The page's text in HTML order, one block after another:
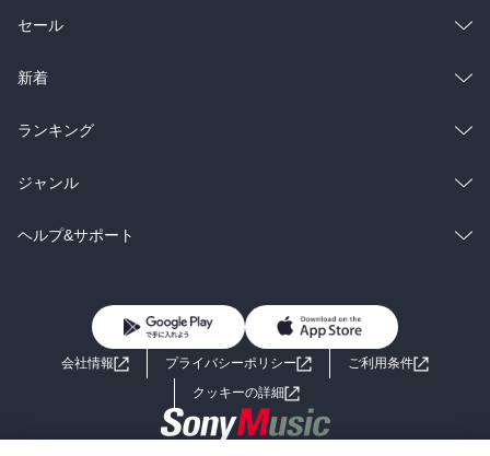
総合
ラノベ
雑誌・グラビア
BL・TL
セール
総合
ラノベ
雑誌・グラビア
BL・TL
新着
総合
ラノベ
雑誌・グラビア
ランキング
総合
ラノベ
ジャンル
コミック
ライトノベル 男子向けラノベ
小説
海外小説
ヘルプ&サポート
よくあるご質問 お問い合わせ
会社情報 プライバシーポリシー
ご利用条件
クッキーの詳細